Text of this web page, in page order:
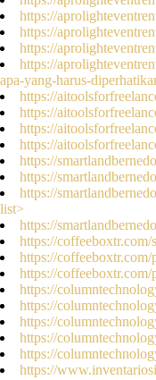
https://
https://
https://
https://
apa-yang-harus-
https://
https://
https://
https://
https://
https://
https://
list>
https://
https://coffeeboxtr.com/
https://coffeeboxtr.com/
https://coffeeboxtr.com/
https://
https://
https://
https://
https://
https://